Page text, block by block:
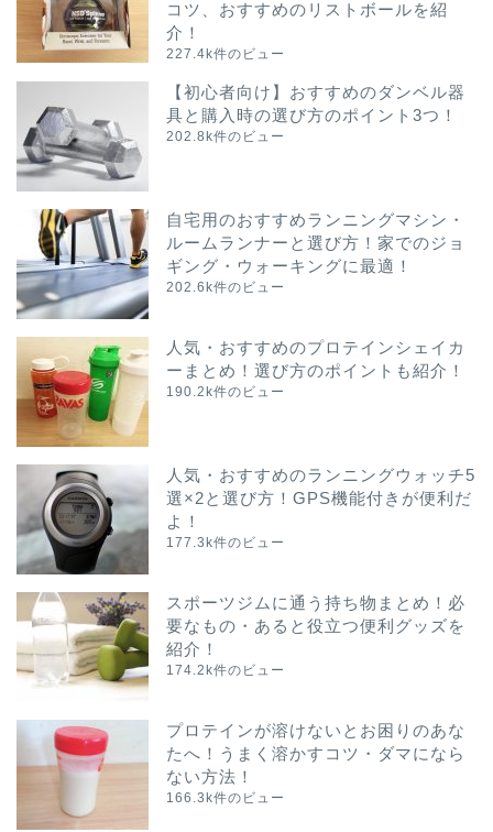
コツ、おすすめのリストボールを紹
介！
227.4k件のビュー
【初心者向け】おすすめのダンベル器
具と購入時の選び方のポイント3つ！
202.8k件のビュー
自宅用のおすすめランニングマシン・
ルームランナーと選び方！家でのジョ
ギング・ウォーキングに最適！
202.6k件のビュー
人気・おすすめのプロテインシェイカ
ーまとめ！選び方のポイントも紹介！
190.2k件のビュー
人気・おすすめのランニングウォッチ5
選×2と選び方！GPS機能付きが便利だ
よ！
177.3k件のビュー
スポーツジムに通う持ち物まとめ！必
要なもの・あると役立つ便利グッズを
紹介！
174.2k件のビュー
プロテインが溶けないとお困りのあな
たへ！うまく溶かすコツ・ダマになら
ない方法！
166.3k件のビュー